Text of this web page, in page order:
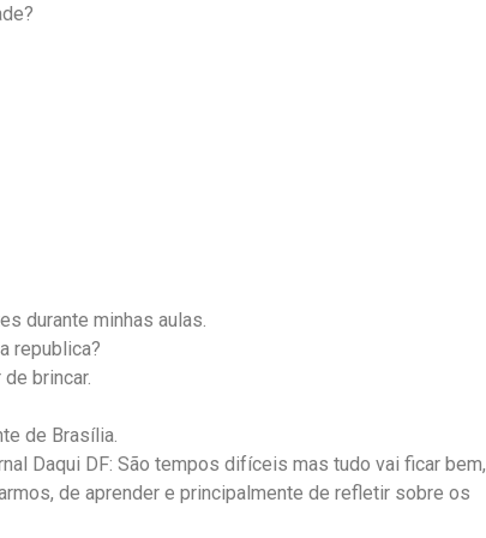
durante minhas aulas.
republica?
brincar.
de Brasília.
Daqui DF: São tempos difíceis mas tudo vai ficar bem,
de aprender e principalmente de refletir sobre os